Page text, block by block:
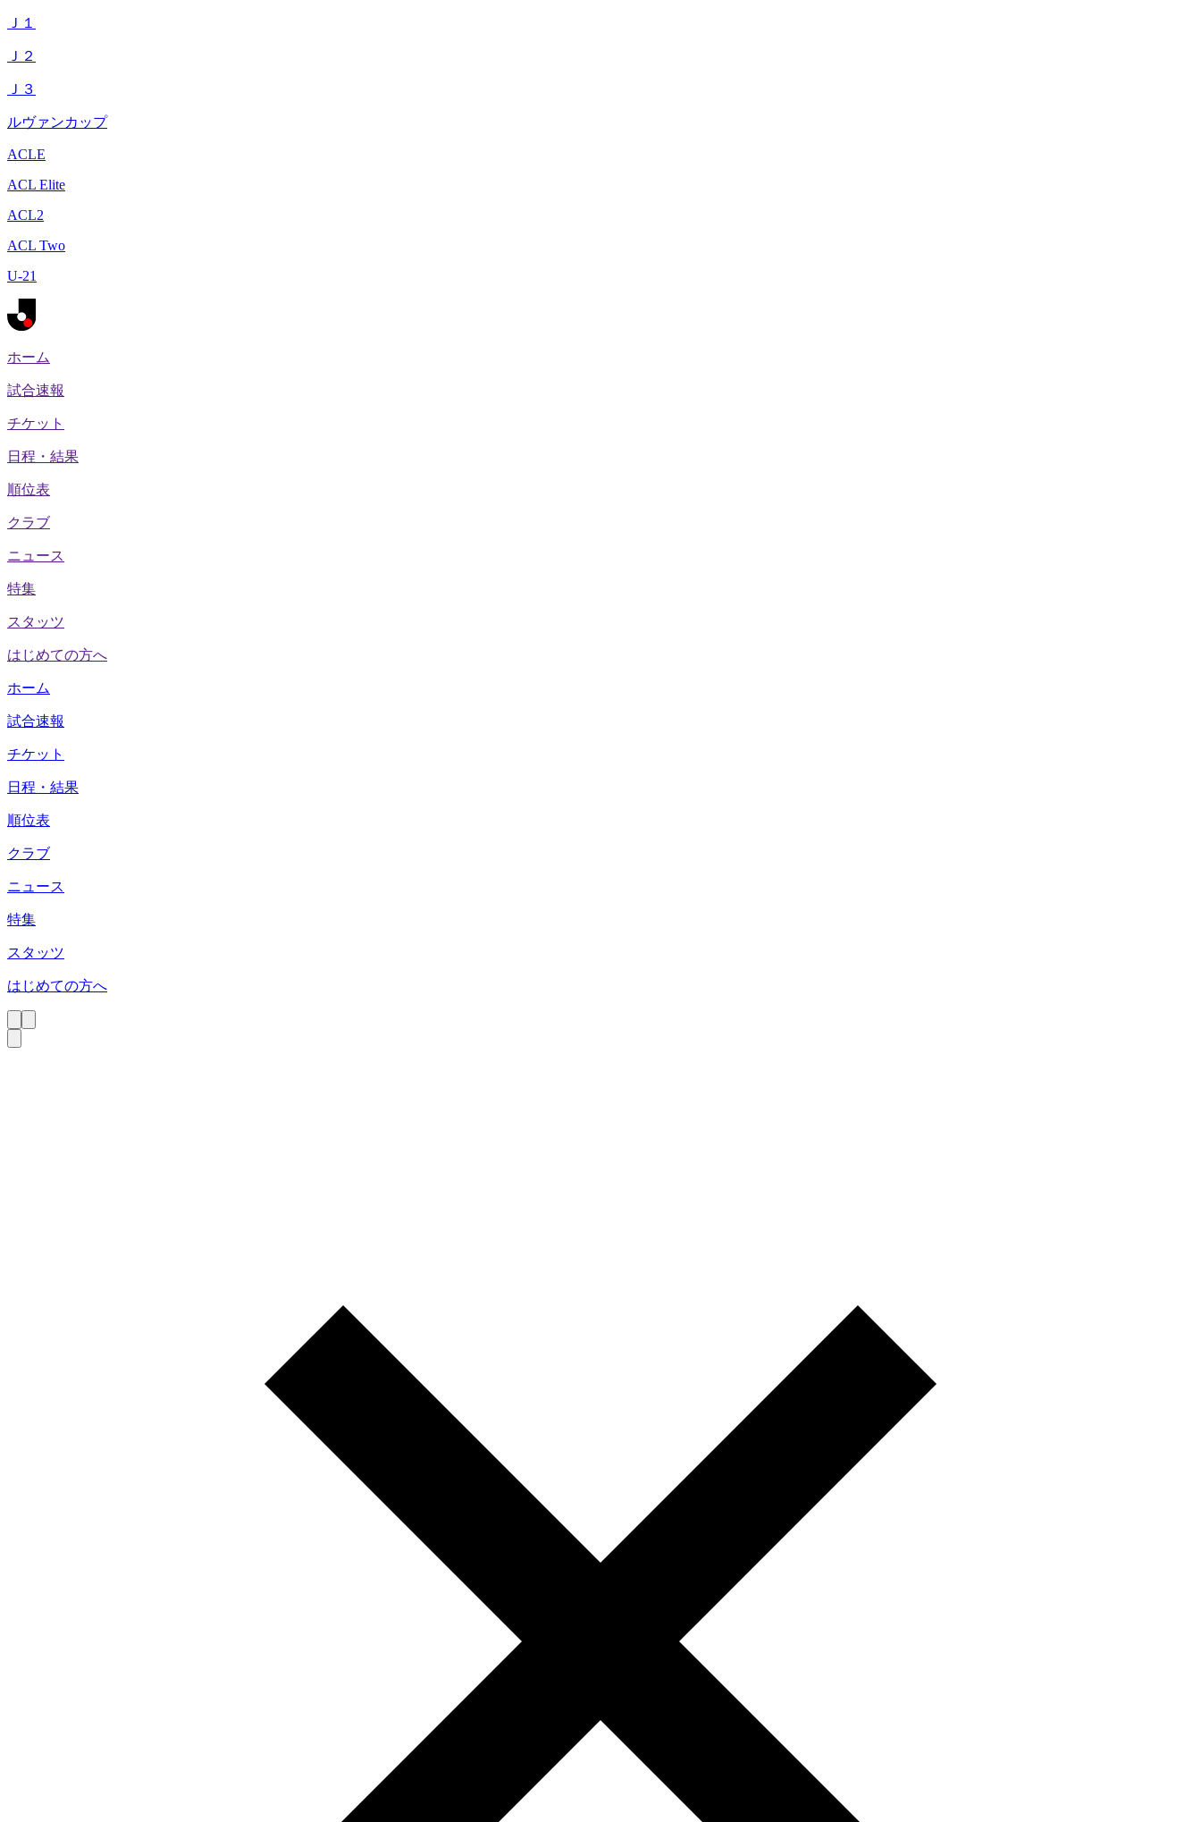
Ｊ１
Ｊ２
Ｊ３
ルヴァンカップ
ACLE
ACL Elite
ACL2
ACL Two
U-21
ホーム
試合速報
チケット
日程・結果
順位表
クラブ
ニュース
特集
スタッツ
はじめての方へ
ホーム
試合速報
チケット
日程・結果
順位表
クラブ
ニュース
特集
スタッツ
はじめての方へ